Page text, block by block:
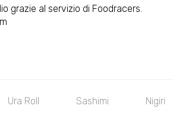
grazie al servizio di Foodracers.
Ura Roll Sashimi Nigiri